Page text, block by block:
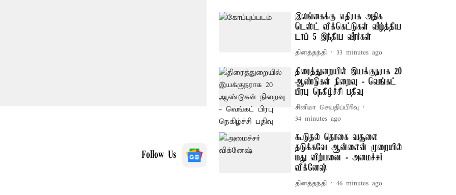
Follow Us
இலங்கைக்கு எதிராக அதிக
டெஸ்ட் விக்கெட்டுகள் வீழ்த்திய
டாப் 5 இந்திய வீரர்கள்
தினத்தந்தி 33 minutes ago
திரைத்துறையில் இயக்குநராக 20
ஆண்டுகள் நிறைவு - வெங்கட்
பிரபு நெகிழ்ச்சி பதிவு
சினிமா செய்திப்பிரிவு
34 minutes ago
கூடுதல் தொகை வசூலை
தடுக்கவே ஆன்லைன் முறையில்
மது விற்பனை - அமைச்சர்
விக்னேஷ்
தினத்தந்தி 46 minutes ago